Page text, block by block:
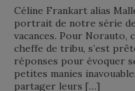
Céline Frankart alias
portrait de notre série de
vacances. Pour Norauto,
cheffe de tribu, s’est
réponses pour évoquer
petites manies
partager leurs […]